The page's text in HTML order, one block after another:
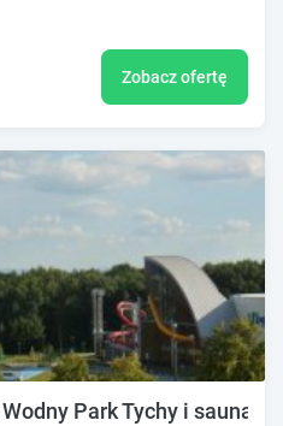
Zobacz ofertę
Park Tychy i saunaria